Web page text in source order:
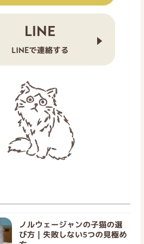
LINE
LINEで連絡する
ノルウェージャンの子猫の選
び方｜失敗しない5つの見極め